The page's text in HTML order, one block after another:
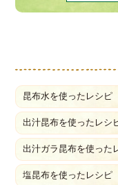
昆布水を使ったレシピ
出汁昆布を使ったレシ
出汁ガラ昆布を使った
塩昆布を使ったレシピ